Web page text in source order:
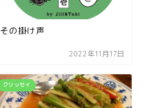
その掛け声
2022年11月17日
クリッセイ